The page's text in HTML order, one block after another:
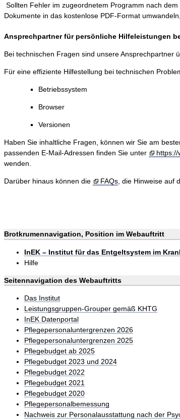
Sollten Fehler im zugeordnetem Programm nach
Dokumente in das kostenlose PDF-Format
Ansprechpartner für persönliche Hilfeleistungen
Bei technischen Fragen sind unsere Ansprechpartner
Für eine effiziente Hilfestellung bei technischen
Betriebssystem
Browser
Versionen
Haben Sie inhaltliche Fragen, können wir Sie am
passenden E-Mail-Adressen finden Sie unter
https://
wenden.
Darüber hinaus können die FAQs, die Hinweise auf
Brotkrumennavigation, Position im Webauftritt
InEK – Institut für das Entgeltsystem im
Hilfe
Seitennavigation des Webauftritts
Das Institut
Leistungsgruppen-Grouper gemäß KHTG
InEK Datenportal
Pflegepersonaluntergrenzen 2026
Pflegepersonaluntergrenzen 2025
Pflegebudget ab 2025
Pflegebudget 2023 und 2024
Pflegebudget 2022
Pflegebudget 2021
Pflegebudget 2020
Pflegepersonalbemessung
Nachweis zur Personalausstattung nach der